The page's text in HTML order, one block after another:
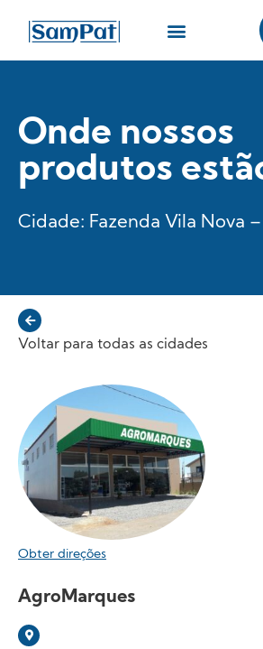
Onde nossos
produtos
Cidade: Fazenda Vila Nova –
Voltar para todas as cidades
Obter direções
AgroMarques